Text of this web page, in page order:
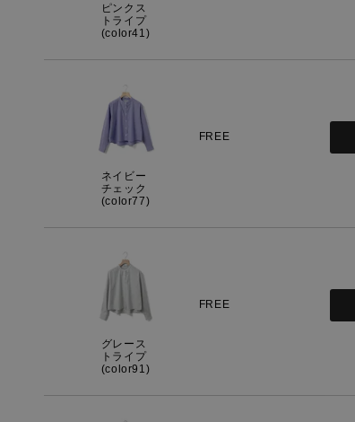
ピンクス
トライプ
(color41)
ネイビー
チェック
(color77)
FREE
グレース
トライプ
(color91)
FREE